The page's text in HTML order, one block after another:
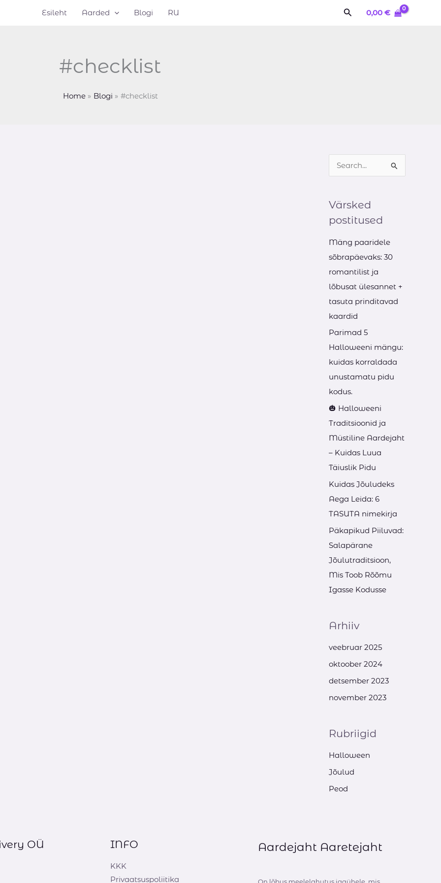
Esileht Aarded Blogi RU Search0,00 €
#checklist
Home Blogi #checklist
c
h
f
o
r
:
Värsked
postitused
Mäng paaridele
sõbrapäevaks: 30
romantilist ja
lõbusat ülesannet +
tasuta prinditavad
kaardid
Parimad 5
Halloweeni mängu:
kuidas korraldada
unustamatu pidu
kodus.
🎃 Halloweeni
Traditsioonid ja
Müstiline Aardejaht
– Kuidas Luua
Täiuslik Pidu
Kuidas Jõuludeks
Aega Leida: 6
TASUTA nimekirja
Päkapikud Piiluvad:
Salapärane
Jõulutraditsioon,
Mis Toob Rõõmu
Igasse Kodusse
Arhiiv
veebruar 2025
oktoober 2024
detsember 2023
november 2023
Rubriigid
Halloween
Jõulud
Peod
OÜ INFO
KKK
Privaatsuspoliitika
Aardejaht Aaretejaht
On lõbus meelelahutus igaühele, mis